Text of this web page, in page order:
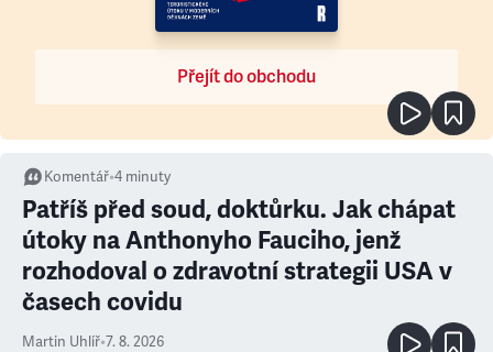
Přejít do obchodu
Komentář•4 minuty
Patříš před soud, doktůrku. Jak chápat
útoky na Anthonyho Fauciho, jenž
rozhodoval o zdravotní strategii USA v
časech covidu
Martin Uhlíř•7. 8. 2026